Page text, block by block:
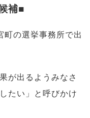
補■
の選挙事務所で出
が出るようみなさ
たい」と呼びかけ